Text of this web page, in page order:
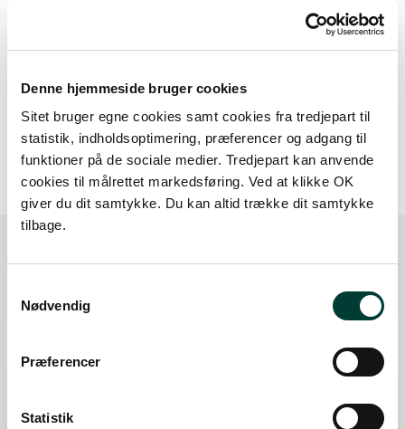
Denne hjemmeside bruger cookies
Sitet bruger egne cookies samt cookies fra tredjepart til
statistik, indholdsoptimering, præferencer og adgang til
funktioner på de sociale medier. Tredjepart kan anvende
cookies til målrettet markedsføring. Ved at klikke OK
giver du dit samtykke. Du kan altid trække dit samtykke
tilbage.
Nødvendig
Præferencer
Statistik
Stejl stigning (over 8 %)
Vandpost